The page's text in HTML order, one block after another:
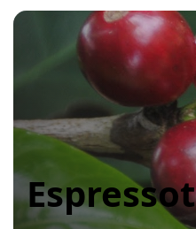
Espressot